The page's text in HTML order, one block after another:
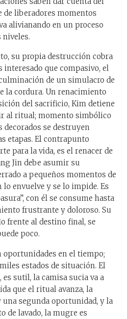
de liberadores momentos
alivianando en un proceso
su propia destrucción cobra
interesado que compasivo, el
de un simulacro de
la cordura. Un renacimiento
del sacrificio, Kim detiene
al ritual; momento simbólico
decorados se destruyen
etapas. El contrapunto
para la vida, es el renacer de
Jin debe asumir su
a pequeños momentos de
envuelve y se lo impide. Es
con él se consume hasta
frustrante y doloroso. Su
frente al destino final, se
poco.
oportunidades en el tiempo;
estados de situación. El
sutil, la camisa sucia va a
que el ritual avanza, la
segunda oportunidad, y la
de lavado, la mugre es